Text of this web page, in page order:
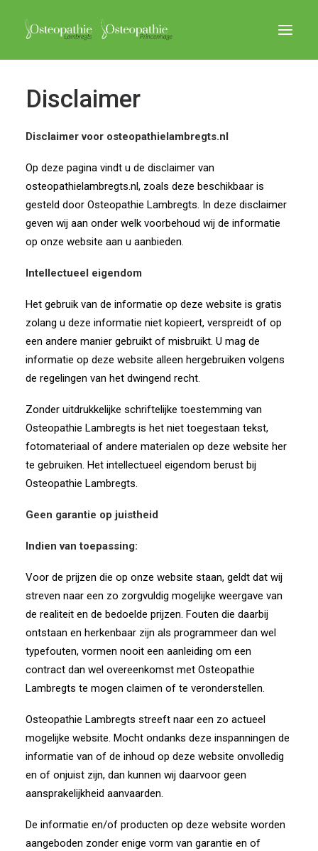
HOME
CONTACT
LINKS
Disclaimer
Disclaimer voor osteopathielambregts.nl
Op deze pagina vindt u de disclaimer van
osteopathielambregts.nl, zoals deze beschikbaar is
gesteld door Osteopathie Lambregts. In deze disclaimer
geven wij aan onder welk voorbehoud wij de informatie
op onze website aan u aanbieden.
Intellectueel eigendom
Het gebruik van de informatie op deze website is gratis
zolang u deze informatie niet kopieert, verspreidt of op
een andere manier gebruikt of misbruikt. U mag de
informatie op deze website alleen hergebruiken volgens
de regelingen van het dwingend recht.
Zonder uitdrukkelijke schriftelijke toestemming van
Osteopathie Lambregts is het niet toegestaan tekst,
fotomateriaal of andere materialen op deze website her
te gebruiken. Het intellectueel eigendom berust bij
Osteopathie Lambregts.
Geen garantie op juistheid
Indien van toepassing:
Voor de prijzen die op onze website staan, geldt dat wij
streven naar een zo zorgvuldig mogelijke weergave van
de realiteit en de bedoelde prijzen. Fouten die daarbij
ontstaan en herkenbaar zijn als programmeer dan wel
typefouten, vormen nooit een aanleiding om een
contract dan wel overeenkomst met Osteopathie
Lambregts te mogen claimen of te veronderstellen.
Osteopathie Lambregts streeft naar een zo actueel
mogelijke website. Mocht ondanks deze inspanningen de
informatie van of de inhoud op deze website onvolledig
en of onjuist zijn, dan kunnen wij daarvoor geen
aansprakelijkheid aanvaarden.
De informatie en/of producten op deze website worden
aangeboden zonder enige vorm van garantie en of